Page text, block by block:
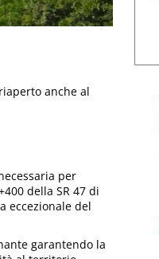
anche al
per
della SR 47 di
eccezionale del
garantendo la